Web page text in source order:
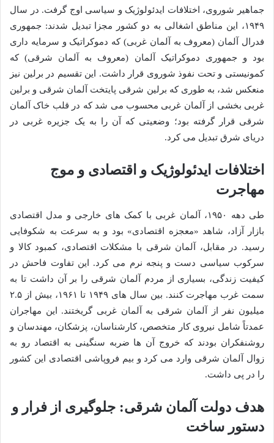
جماهیر شوروی، اختلافات ایدئولوژیک و سیاسی اوج گرفت. در سال
۱۹۴۹، این مناطق اشغالی به دو کشور مجزا تبدیل شدند: جمهوری
فدرال آلمان (معروف به آلمان غربی) که دموکراتیک و سرمایه داری
بود و جمهوری دموکراتیک آلمان (معروف به آلمان شرقی) که
کمونیستی و تحت نفوذ شوروی قرار داشت. این تقسیم در برلین نیز
منعکس شد، به طوری که برلین شرقی پایتخت آلمان شرقی و برلین
غربی بخشی از آلمان غربی محسوب می شد که در قلب خاک آلمان
شرقی قرار گرفته بود؛ وضعیتی که آن را به یک جزیره غربی در
دریای شرق تبدیل می کرد.
اختلافات ایدئولوژیک و اقتصادی و موج
مهاجرت
طی دهه ۱۹۵۰، آلمان غربی با کمک های خارجی و مدل اقتصادی
بازار آزاد، شاهد «معجزه اقتصادی» بود و به سرعت به شکوفایی
رسید. در مقابل، آلمان شرقی با مشکلات اقتصادی، کمبود کالا و
سرکوب سیاسی دست و پنجه نرم می کرد. این تفاوت فاحش در
کیفیت زندگی، بسیاری از مردم آلمان شرقی را بر آن داشت تا به
سمت غرب مهاجرت کنند. بین سال های ۱۹۴۹ تا ۱۹۶۱، بیش از ۲.۵
میلیون نفر از آلمان شرقی به آلمان غربی گریختند. این مهاجران
عمدتاً شامل نیروی کار متخصص، کارشناسان، پزشکان، مهندسان و
روشنفکران بودند که خروج آن ها ضربه سنگینی به اقتصاد رو به
زوال آلمان شرقی وارد می کرد و بیم فروپاشی اقتصادی این کشور
را در پی داشت.
هدف دولت آلمان شرقی: جلوگیری از فرار و
دستور ساخت